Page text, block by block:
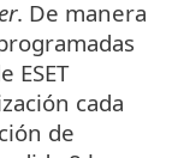
. De manera
ESET
cada
de